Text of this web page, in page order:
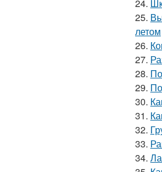
24.
25.
летом
26.
27.
28.
29.
30.
31.
32.
33.
34.